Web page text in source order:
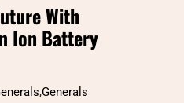
With
Ion Battery
,Generals